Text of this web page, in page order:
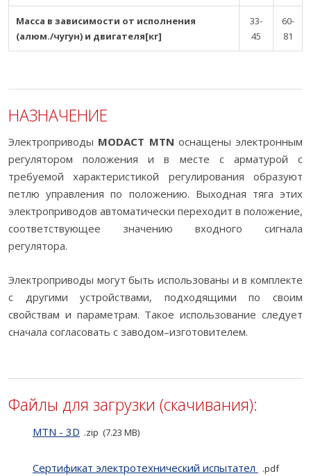
Масса в зависимости от исполнения
(алюм./чугун) и двигателя[кг]
33-
45
60-
81
НАЗНАЧЕНИЕ
Электроприводы MODACT MTN оснащены электронным
регулятором положения и в месте с арматурой с
требуемой характеристикой регулирования образуют
петлю управления по положению. Выходная тяга этих
электроприводов автоматически переходит в положение,
соответствующее значению входного сигнала
регулятора.
Электроприводы могут быть использованы и в комплекте
с другими устройствами, подходящими по своим
свойствам и параметрам. Такое использование следует
сначала согласовать с заводом–изготовителем.
Файлы для загрузки (скачивания):
MTN - 3D zip 7.23 MB
Cертификат электротехнический испытател
pdf